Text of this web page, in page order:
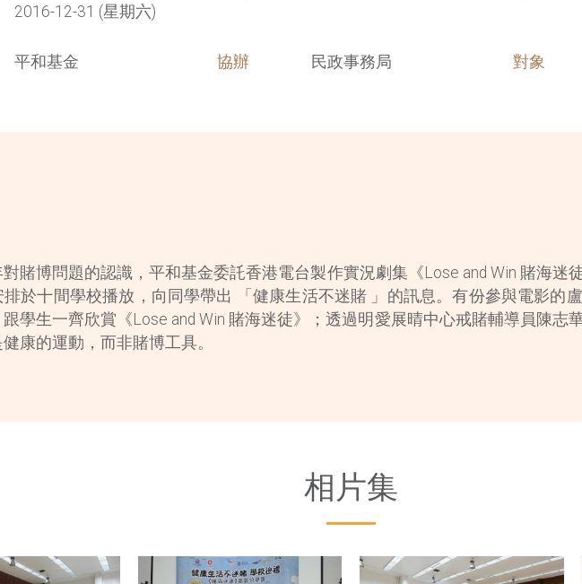
2016-12-31 (星期六)
平和基金 協辦 民政事務局 對象
賭博問題的認識，平和基金委託香港電台製作實況劇集《Lose and Win 賭海迷
於十間學校播放，向同學帶出 「健康生活不迷賭 」的訊息。有份參與電影的
學生一齊欣賞《Lose and Win 賭海迷徒》；透過明愛展晴中心戒賭輔導員陳志
康的運動，而非賭博工具。
相片集